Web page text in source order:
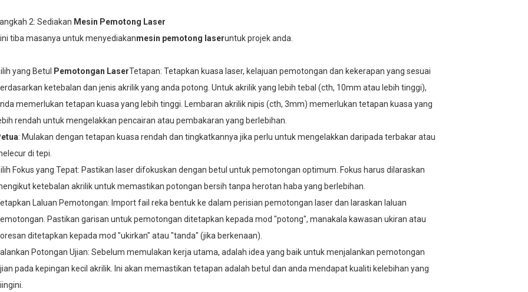
2: Sediakan Mesin Pemotong Laser
tiba masanya untuk menyediakanmesin pemotong laseruntuk projek anda.
yang Betul Pemotongan LaserTetapan: Tetapkan kuasa laser, kelajuan pemotongan dan kekerapan yang sesuai
ketebalan dan jenis akrilik yang anda potong. Untuk akrilik yang lebih tebal (cth, 10mm atau lebih tinggi),
memerlukan tetapan kuasa yang lebih tinggi. Lembaran akrilik nipis (cth, 3mm) memerlukan tetapan kuasa yang
rendah untuk mengelakkan pencairan atau pembakaran yang berlebihan.
: Mulakan dengan tetapan kuasa rendah dan tingkatkannya jika perlu untuk mengelakkan daripada terbakar atau
di tepi.
Fokus yang Tepat: Pastikan laser difokuskan dengan betul untuk pemotongan optimum. Fokus harus dilaraskan
ketebalan akrilik untuk memastikan potongan bersih tanpa herotan haba yang berlebihan.
Laluan Pemotongan: Import fail reka bentuk ke dalam perisian pemotongan laser dan laraskan laluan
Pastikan garisan untuk pemotongan ditetapkan kepada mod "potong", manakala kawasan ukiran atau
ditetapkan kepada mod "ukirkan" atau "tanda" (jika berkenaan).
Potongan Ujian: Sebelum memulakan kerja utama, adalah idea yang baik untuk menjalankan pemotongan
pada kepingan kecil akrilik. Ini akan memastikan tetapan adalah betul dan anda mendapat kualiti kelebihan yang